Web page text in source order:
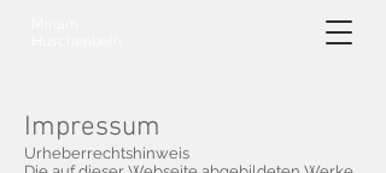
Impressum
Urheberrechtshinweis